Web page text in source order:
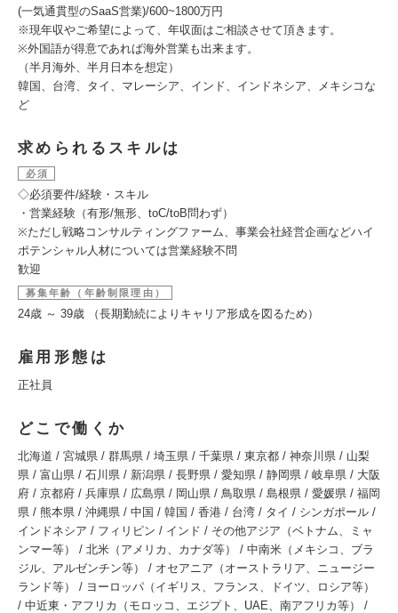
(一気通貫型のSaaS営業)/600~1800万円
※現年収やご希望によって、年収面はご相談させて頂きます。
※外国語が得意であれば海外営業も出来ます。
（半月海外、半月日本を想定）
韓国、台湾、タイ、マレーシア、インド、インドネシア、メキシコな
ど
求められるスキルは
必須
◇必須要件/経験・スキル
・営業経験（有形/無形、toC/toB問わず）
※ただし戦略コンサルティングファーム、事業会社経営企画などハイ
ポテンシャル人材については営業経験不問
歓迎
募集年齢（年齢制限理由）
24歳 ～ 39歳 （長期勤続によりキャリア形成を図るため）
雇用形態は
正社員
どこで働くか
北海道 / 宮城県 / 群馬県 / 埼玉県 / 千葉県 / 東京都 / 神奈川県 / 山梨
県 / 富山県 / 石川県 / 新潟県 / 長野県 / 愛知県 / 静岡県 / 岐阜県 / 大阪
府 / 京都府 / 兵庫県 / 広島県 / 岡山県 / 鳥取県 / 島根県 / 愛媛県 / 福岡
県 / 熊本県 / 沖縄県 / 中国 / 韓国 / 香港 / 台湾 / タイ / シンガポール /
インドネシア / フィリピン / インド / その他アジア（ベトナム、ミャ
ンマー等） / 北米（アメリカ、カナダ等） / 中南米（メキシコ、ブラ
ジル、アルゼンチン等） / オセアニア（オーストラリア、ニュージー
ランド等） / ヨーロッパ（イギリス、フランス、ドイツ、ロシア等）
/ 中近東・アフリカ（モロッコ、エジプト、UAE、南アフリカ等） /